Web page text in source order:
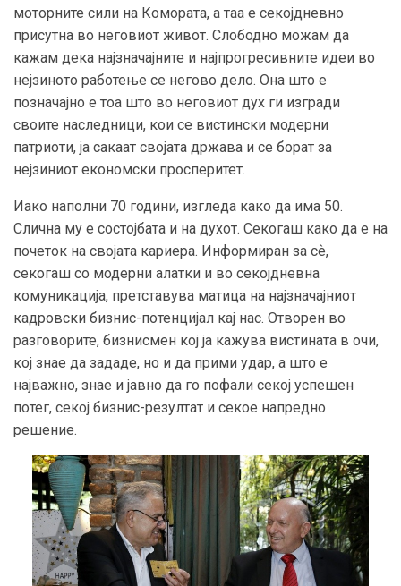
моторните сили на Комората, а таа е секојдневно
присутна во неговиот живот. Слободно можам да
кажам дека најзначајните и најпрогресивните идеи во
нејзиното работење се негово дело. Она што е
позначајно е тоа што во неговиот дух ги изгради
своите наследници, кои се вистински модерни
патриоти, ја сакаат својата држава и се борат за
нејзиниот економски просперитет.
Иако наполни 70 години, изгледа како да има 50.
Слична му е состојбата и на духот. Секогаш како да е на
почеток на својата кариера. Информиран за сѐ,
секогаш со модерни алатки и во секојдневна
комуникација, претставува матица на најзначајниот
кадровски бизнис-потенцијал кај нас. Отворен во
разговорите, бизнисмен кој ја кажува вистината в очи,
кој знае да зададе, но и да прими удар, а што е
најважно, знае и јавно да го пофали секој успешен
потег, секој бизнис-резултат и секое напредно
решение.